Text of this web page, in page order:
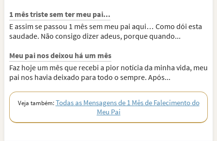
1 mês triste sem ter meu pai...
E assim se passou 1 mês sem meu pai aqui… Como dói esta
saudade. Não consigo dizer adeus, porque quando...
Meu pai nos deixou há um mês
Faz hoje um mês que recebi a pior notícia da minha vida, meu
pai nos havia deixado para todo o sempre. Após...
Veja também:Todas as Mensagens de 1 Mês de Falecimento do
Meu Pai